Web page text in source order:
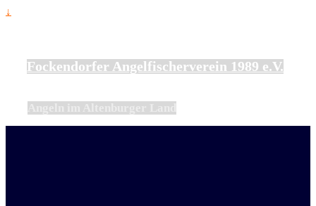
↓
Fockendorfer Angelfischerverein 1989 e.V.